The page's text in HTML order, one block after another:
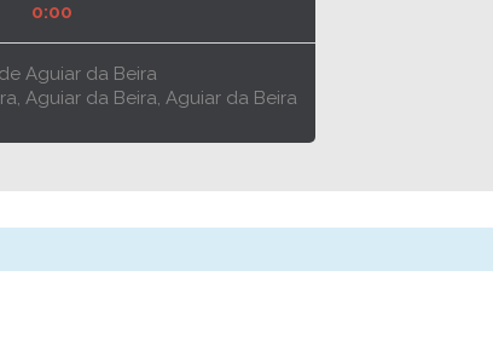
0:00
Aguiar da Beira
Aguiar da Beira, Aguiar da Beira